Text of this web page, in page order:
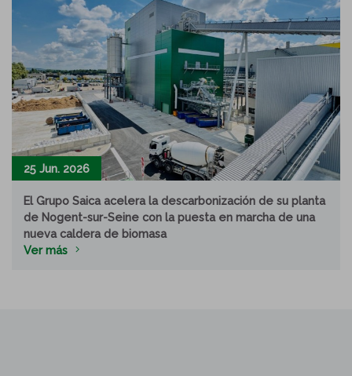
25 Jun. 2026
El Grupo Saica acelera la descarbonización de su planta
de Nogent-sur-Seine con la puesta en marcha de una
nueva caldera de biomasa
Ver más